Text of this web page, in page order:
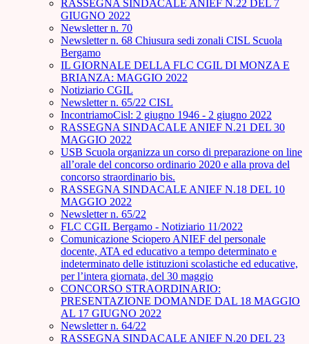
RASSEGNA SINDACALE ANIEF N.22 DEL 7
GIUGNO 2022
Newsletter n. 70
Newsletter n. 68 Chiusura sedi zonali CISL Scuola
Bergamo
IL GIORNALE DELLA FLC CGIL DI MONZA E
BRIANZA: MAGGIO 2022
Notiziario CGIL
Newsletter n. 65/22 CISL
IncontriamoCisl: 2 giugno 1946 - 2 giugno 2022
RASSEGNA SINDACALE ANIEF N.21 DEL 30
MAGGIO 2022
USB Scuola organizza un corso di preparazione on line
all’orale del concorso ordinario 2020 e alla prova del
concorso straordinario bis.
RASSEGNA SINDACALE ANIEF N.18 DEL 10
MAGGIO 2022
Newsletter n. 65/22
FLC CGIL Bergamo - Notiziario 11/2022
Comunicazione Sciopero ANIEF del personale
docente, ATA ed educativo a tempo determinato e
indeterminato delle istituzioni scolastiche ed educative,
per l’intera giornata, del 30 maggio
CONCORSO STRAORDINARIO:
PRESENTAZIONE DOMANDE DAL 18 MAGGIO
AL 17 GIUGNO 2022
Newsletter n. 64/22
RASSEGNA SINDACALE ANIEF N.20 DEL 23